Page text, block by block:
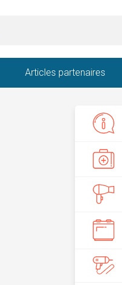
Articles partenaires